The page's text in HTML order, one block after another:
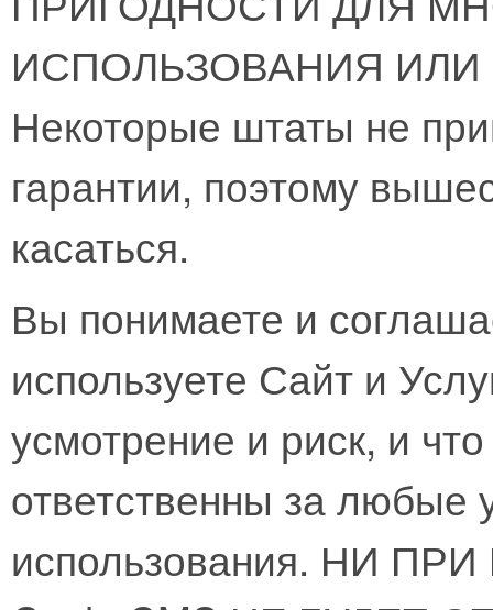
ИСПОЛЬЗОВАНИЯ
Некоторые штаты не
гарантии, поэтому
касаться.
Вы понимаете и
используете Сайт и
усмотрение и риск, и
ответственны за любые
использования. НИ